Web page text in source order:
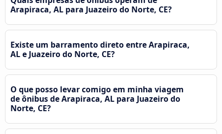
Arapiraca, AL para Juazeiro do Norte, CE?
Existe um barramento direto entre Arapiraca,
AL e Juazeiro do Norte, CE?
O que posso levar comigo em minha viagem
de ônibus de Arapiraca, AL para Juazeiro do
Norte, CE?